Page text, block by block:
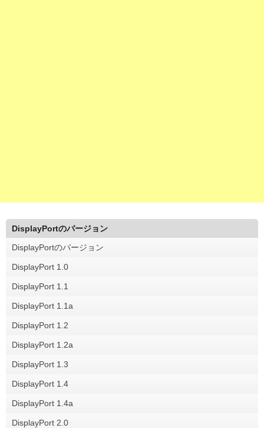
DisplayPortのバージョン
DisplayPortのバージョン
DisplayPort 1.0
DisplayPort 1.1
DisplayPort 1.1a
DisplayPort 1.2
DisplayPort 1.2a
DisplayPort 1.3
DisplayPort 1.4
DisplayPort 1.4a
DisplayPort 2.0